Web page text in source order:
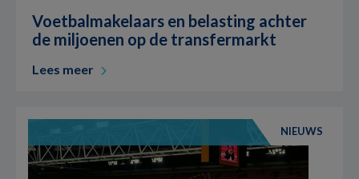
Voetbalmakelaars en belasting achter
de miljoenen op de transfermarkt
Lees meer
NIEUWS